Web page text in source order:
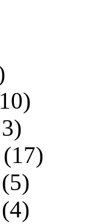
(17)
(5)
(4)